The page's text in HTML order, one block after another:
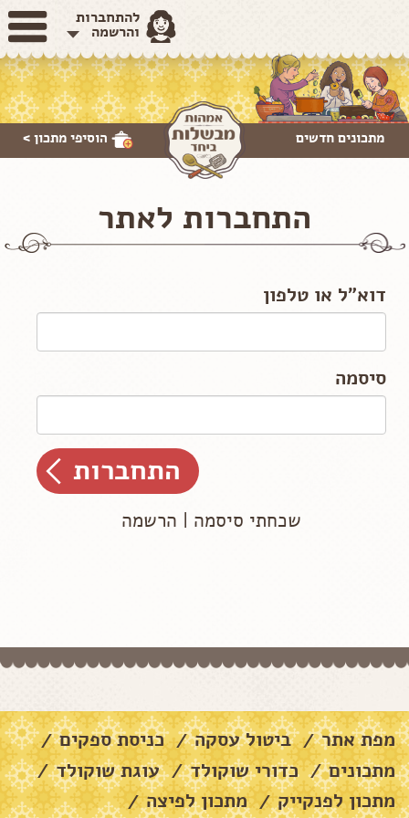
להתחברות
והרשמה
הוסיפי מתכון > מתכונים חדשים
התחברות לאתר
דוא"ל או טלפון
סיסמה
שכחתי סיסמה | הרשמה
מפת אתר / ביטול עסקה / כניסת ספקים /
מתכונים / כדורי שוקולד / עוגת שוקולד /
מתכון לפנקייק / מתכון לפיצה /